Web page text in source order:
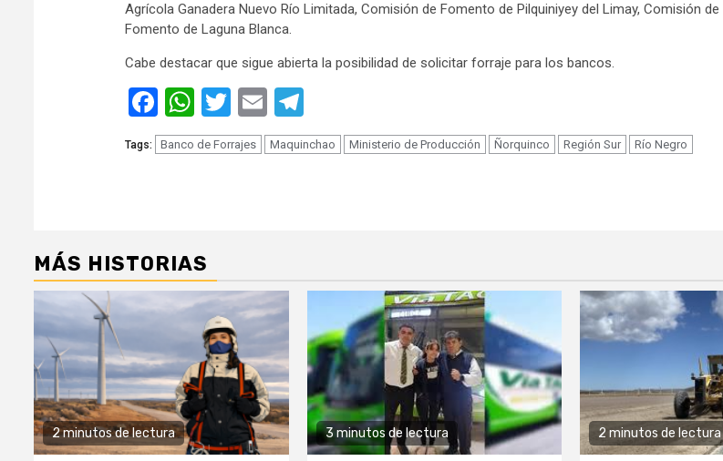
Agrícola Ganadera Nuevo Río Limitada, Comisión de Fomento de Pilquiniyey del Limay, Comisión de
Fomento de Laguna Blanca.
Cabe destacar que sigue abierta la posibilidad de solicitar forraje para los bancos.
Facebook
WhatsApp
Twitter
Email
Tags: Banco de Forrajes Maquinchao Ministerio de Producción Ñorquinco Región Sur Río Negro
MÁS HISTORIAS
2 minutos de lectura 3 minutos de lectura 2 minutos de lectura